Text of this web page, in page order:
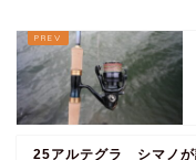
25アルテグラ シマノが